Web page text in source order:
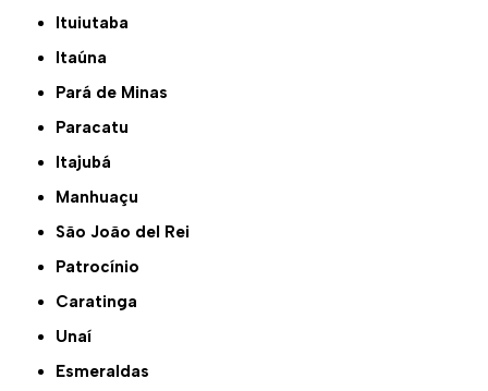
Ituiutaba
Itaúna
Pará de Minas
Paracatu
Itajubá
Manhuaçu
São João del Rei
Patrocínio
Caratinga
Unaí
Esmeraldas